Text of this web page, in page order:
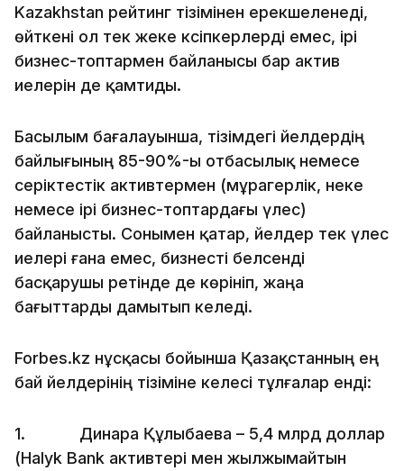
Kazakhstan рейтинг тізімінен ерекшеленеді,
өйткені ол тек жеке кәсіпкерлерді емес, ірі
бизнес-топтармен байланысы бар актив
иелерін де қамтиды.
Басылым бағалауынша, тізімдегі әйелдердің
байлығының 85-90%-ы отбасылық немесе
серіктестік активтермен (мұрагерлік, неке
немесе ірі бизнес-топтардағы үлес)
байланысты. Сонымен қатар, әйелдер тек үлес
иелері ғана емес, бизнесті белсенді
басқарушы ретінде де көрініп, жаңа
бағыттарды дамытып келеді.
Forbes.kz нұсқасы бойынша Қазақстанның ең
бай әйелдерінің тізіміне келесі тұлғалар енді:
1. Динара Құлыбаева – 5,4 млрд доллар
(Halyk Bank активтері мен жылжымайтын